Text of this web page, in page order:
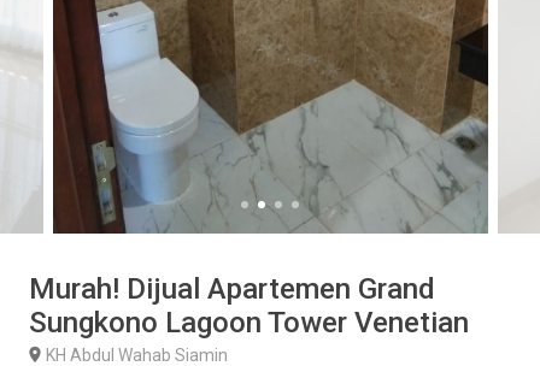
Murah! Dijual Apartemen Grand
Sungkono Lagoon Tower Venetian
KH Abdul Wahab Siamin